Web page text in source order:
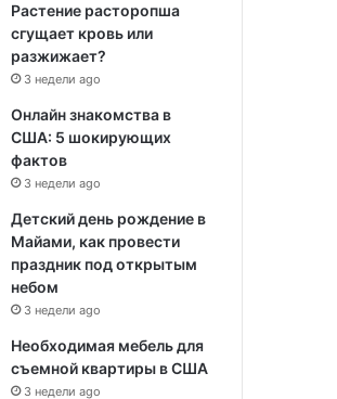
Растение расторопша
сгущает кровь или
разжижает?
3 недели ago
Онлайн знакомства в
США: 5 шокирующих
фактов
3 недели ago
Детский день рождение в
Майами, как провести
праздник под открытым
небом
3 недели ago
Необходимая мебель для
съемной квартиры в США
3 недели ago